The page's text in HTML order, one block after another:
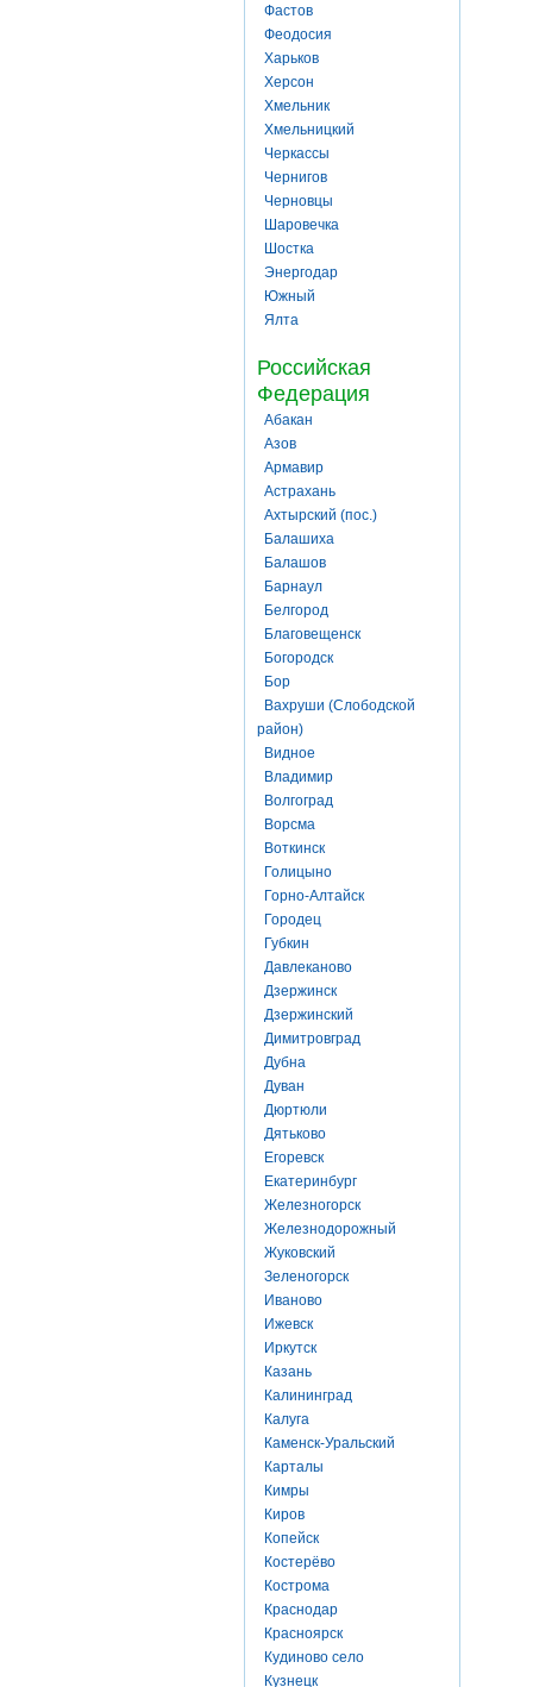
Фастов
Феодосия
Харьков
Херсон
Хмельник
Хмельницкий
Черкассы
Чернигов
Черновцы
Шаровечка
Шостка
Энергодар
Южный
Ялта
Российская
Федерация
Абакан
Азов
Армавир
Астрахань
Ахтырский (пос.)
Балашиха
Балашов
Барнаул
Белгород
Благовещенск
Богородск
Бор
Вахруши (Слободской
район)
Видное
Владимир
Волгоград
Ворсма
Воткинск
Голицыно
Горно-Алтайск
Городец
Губкин
Давлеканово
Дзержинск
Дзержинский
Димитровград
Дубна
Дуван
Дюртюли
Дятьково
Егоревск
Екатеринбург
Железногорск
Железнодорожный
Жуковский
Зеленогорск
Иваново
Ижевск
Иркутск
Казань
Калининград
Калуга
Каменск-Уральский
Карталы
Кимры
Киров
Копейск
Костерёво
Кострома
Краснодар
Красноярск
Кудиново село
Кузнецк